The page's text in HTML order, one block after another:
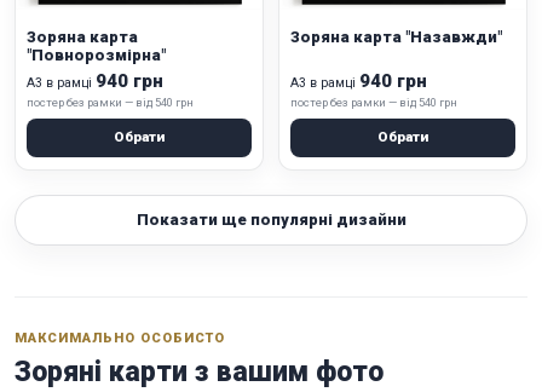
Зоряна карта
"Повнорозмірна"
А3 в рамці 940 грн
постер без рамки — від 540 грн
Обрати
Зоряна карта "Назавжди"
А3 в рамці 940 грн
постер без рамки — від 540 грн
Обрати
Показати ще популярні дизайни
МАКСИМАЛЬНО ОСОБИСТО
Зоряні карти з вашим фото